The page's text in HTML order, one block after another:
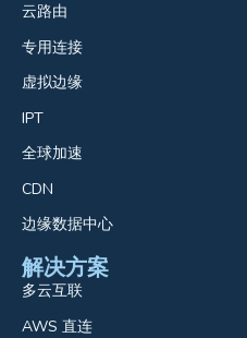
云路由
专用连接
虚拟边缘
IPT
全球加速
CDN
边缘数据中心
解决方案
多云互联
AWS 直连